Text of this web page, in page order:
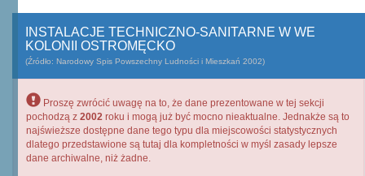
INSTALACJE TECHNICZNO-SANITARNE W WE
KOLONII OSTROMĘCKO
(Źródło: Narodowy Spis Powszechny Ludności i Mieszkań 2002)
Proszę zwrócić uwagę na to, że dane prezentowane w tej sekcji
pochodzą z 2002 roku i mogą już być mocno nieaktualne. Jednakże są to
najświeższe dostępne dane tego typu dla miejscowości statystycznych
dlatego przedstawione są tutaj dla kompletności w myśl zasady lepsze
dane archiwalne, niż żadne.